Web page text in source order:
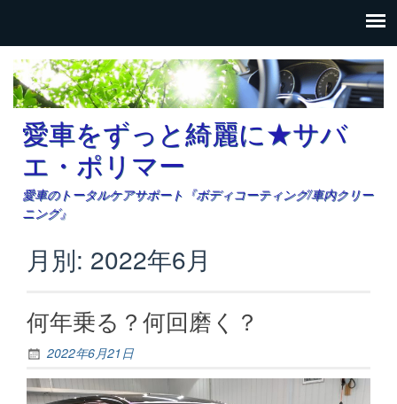
愛車をずっと綺麗に★サバ
エ・ポリマー
愛車のトータルケアサポート『ボディコーティング/車内クリー
ニング』
月別: 2022年6月
何年乗る？何回磨く？
2022年6月21日